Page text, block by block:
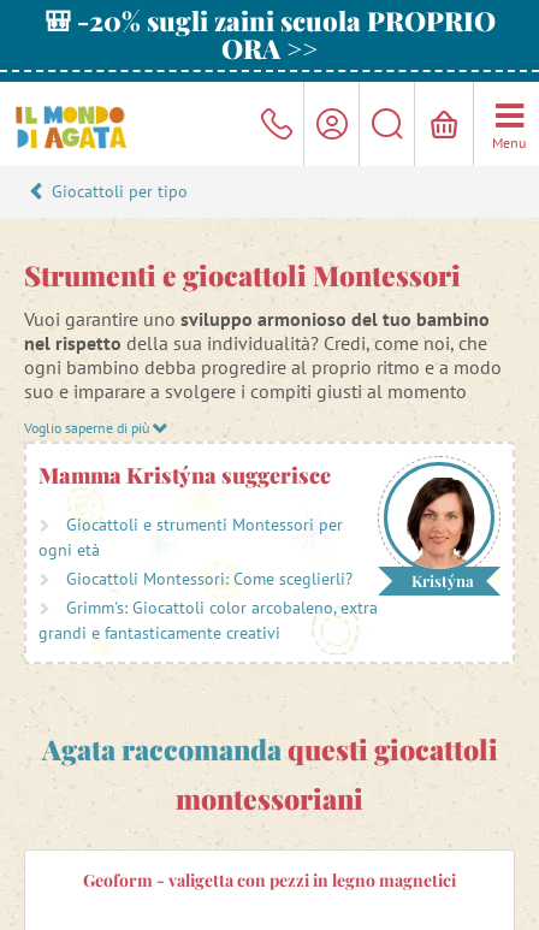
🎒 -20% sugli zaini scuola PROPRIO
ORA >>
Menu
Giocattoli per tipo
Strumenti e giocattoli Montessori
Vuoi garantire uno sviluppo armonioso del tuo bambino
nel rispetto della sua individualità? Credi, come noi, che
ogni bambino debba progredire al proprio ritmo e a modo
suo e imparare a svolgere i compiti giusti al momento
Se è così, ti consigliamo di scegliere per il tuo bambino
giocattoli Montessoriche sostengono lo
sviluppo
sensoriale ed emotivo
, danno ai bambini lo spazio per
riflettere, imparare positivamente dai loro errori e
svilupparsi in modo creativo.
Tra questi troverai tradizionaligiochi da inserire
giochi di equilibrio,giochi da infilare giochi a incastro
giochi didatticiogiochi di motricità per i più piccoli e molti
giocattoli adatti in base all'età o allo sviluppo del tuo
bambino.
Voglio saperne di più
Mamma Kristýna suggerisce
Giocattoli e strumenti Montessori per
ogni età
Giocattoli Montessori: Come sceglierli?
Grimm's: Giocattoli color arcobaleno, extra
grandi e fantasticamente creativi
Kristýna
Agata raccomandaquesti giocattoli
montessoriani
Geoform - valigetta con pezzi in legno magnetici